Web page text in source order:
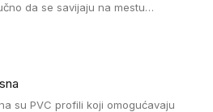
da se savijaju na mestu
i sa podnim oblogama od linoleuma.
su PVC profili koji omogućavaju